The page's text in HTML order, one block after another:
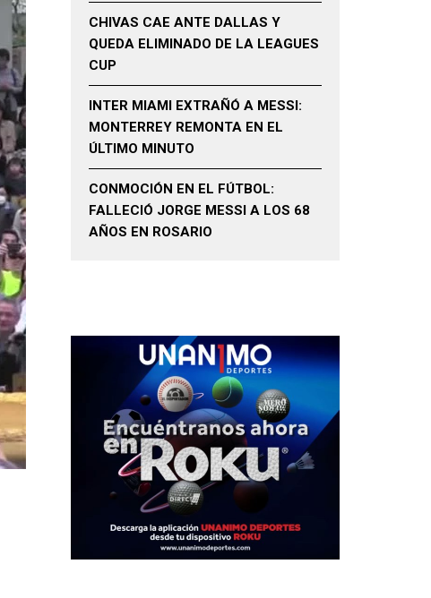
CHIVAS CAE ANTE DALLAS Y
QUEDA ELIMINADO DE LA LEAGUES
CUP
INTER MIAMI EXTRAÑÓ A MESSI:
MONTERREY REMONTA EN EL
ÚLTIMO MINUTO
CONMOCIÓN EN EL FÚTBOL:
FALLECIÓ JORGE MESSI A LOS 68
AÑOS EN ROSARIO